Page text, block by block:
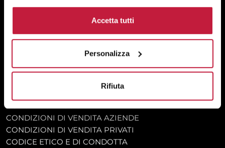
Accetta tutti
Personalizza
Rifiuta
CHI SIAMO
TRASPORTO GRATUITO
CONSEGNE EXPRESS
CONSENSO AI COOKIE
CONDIZIONI DI VENDITA AZIENDE
CONDIZIONI DI VENDITA PRIVATI
CODICE ETICO E DI CONDOTTA